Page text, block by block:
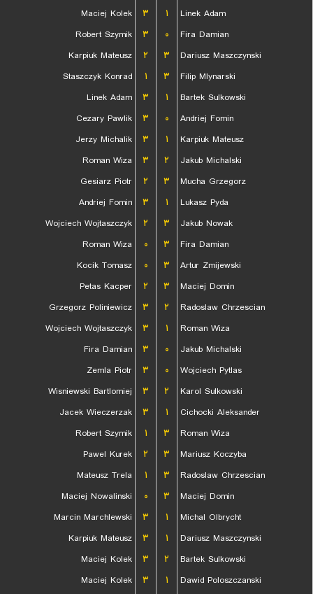
Maciej Kolek
۳ ۱
Linek Adam
Robert Szymik
۳ ۰
Fira Damian
Karpiuk Mateusz
۲ ۳
Dariusz Maszczynski
Staszczyk Konrad
۱ ۳
Filip Mlynarski
Linek Adam
۳ ۱
Bartek Sulkowski
Cezary Pawlik
۳ ۰
Andriej Fomin
Jerzy Michalik
۳ ۱
Karpiuk Mateusz
Roman Wiza
۳ ۲
Jakub Michalski
Gesiarz Piotr
۲ ۳
Mucha Grzegorz
Andriej Fomin
۳ ۱
Lukasz Pyda
Wojciech Wojtaszczyk
۲ ۳
Jakub Nowak
Roman Wiza
۰ ۳
Fira Damian
Kocik Tomasz
۰ ۳
Artur Zmijewski
Petas Kacper
۲ ۳
Maciej Domin
Grzegorz Poliniewicz
۳ ۲
Radoslaw Chrzescian
Wojciech Wojtaszczyk
۳ ۱
Roman Wiza
Fira Damian
۳ ۰
Jakub Michalski
Zemla Piotr
۳ ۰
Wojciech Pytlas
Wisniewski Bartlomiej
۳ ۲
Karol Sulkowski
Jacek Wieczerzak
۳ ۱
Cichocki Aleksander
Robert Szymik
۱ ۳
Roman Wiza
Pawel Kurek
۲ ۳
Mariusz Koczyba
Mateusz Trela
۱ ۳
Radoslaw Chrzescian
Maciej Nowalinski
۰ ۳
Maciej Domin
Marcin Marchlewski
۳ ۱
Michal Olbrycht
Karpiuk Mateusz
۳ ۱
Dariusz Maszczynski
Maciej Kolek
۳ ۲
Bartek Sulkowski
Maciej Kolek
۳ ۱
Dawid Poloszczanski